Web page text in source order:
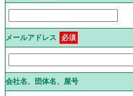
メールアドレス 必須
会社名、団体名、屋号